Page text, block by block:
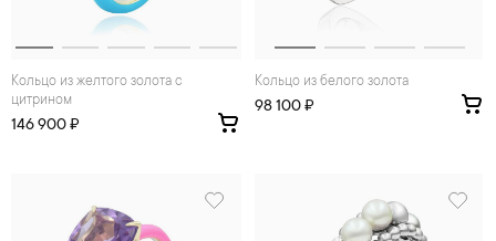
Кольцо из желтого золота с
цитрином
146 900 ₽
Кольцо из белого золота
98 100 ₽